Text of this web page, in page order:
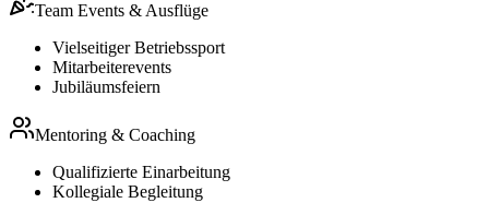
Team Events & Ausflüge
Vielseitiger Betriebssport
Mitarbeiterevents
Jubiläumsfeiern
Mentoring & Coaching
Qualifizierte Einarbeitung
Kollegiale Begleitung